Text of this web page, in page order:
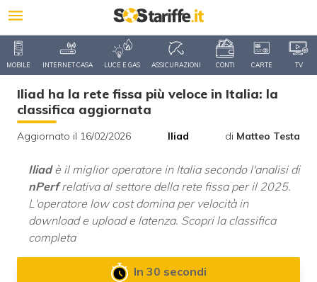
MOBILE INTERNET CASA LUCE E GAS ASSICURAZIONI CONTI CARTE TV
Iliad ha la rete fissa più veloce in Italia: la
classifica aggiornata
Aggiornato il 16/02/2026 Iliad di Matteo Testa
Iliadè il miglior operatore in Italia secondo l'analisi di
nPerfrelativa al settore della rete fissa per il 2025.
L'operatore low cost domina per velocità in
download e upload e latenza. Scopri la classifica
completa
In 30 secondi